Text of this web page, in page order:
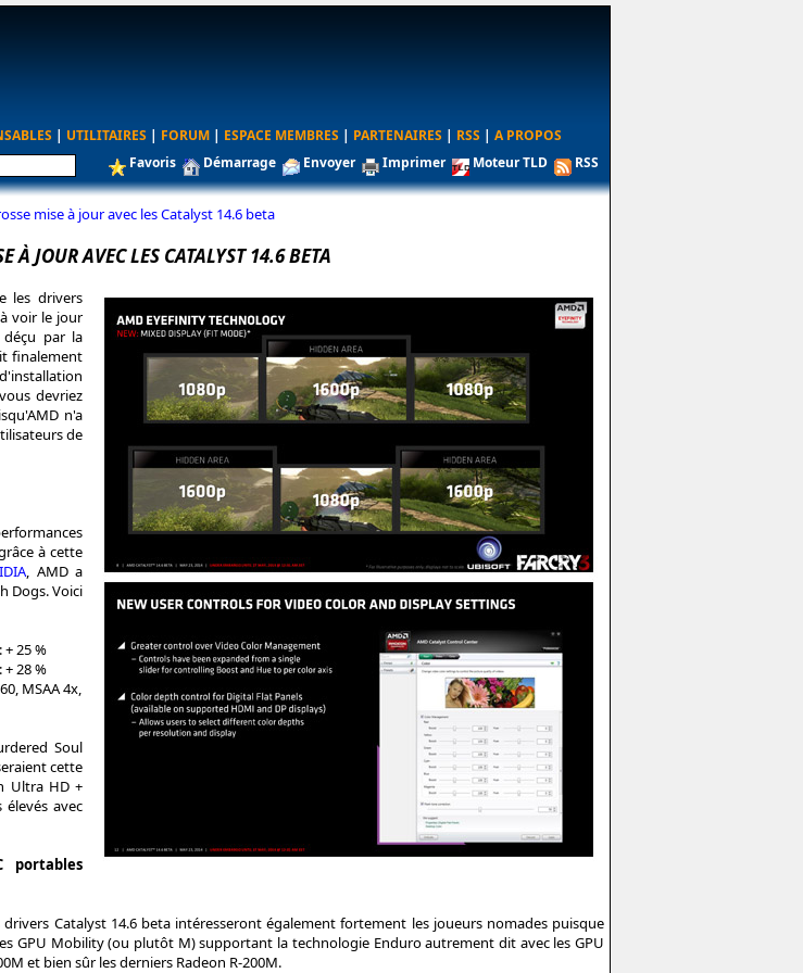
| UTILITAIRES | FORUM | ESPACE MEMBRES | PARTENAIRES | RSS | A PROPOS
Favoris Démarrage Envoyer Imprimer Moteur TLD RSS
mise à jour avec les Catalyst 14.6 beta
À JOUR AVEC LES CATALYST 14.6 BETA
les drivers
voir le jour
par la
finalement
devriez
n'a
de
à cette
, AMD a
Dogs. Voici
+ 25 %
+ 28 %
MSAA 4x,
Soul
cette
Ultra HD +
avec
portables
Catalyst 14.6 beta intéresseront également fortement les joueurs nomades puisque
GPU Mobility (ou plutôt M) supportant la technologie Enduro autrement dit avec les GPU
et bien sûr les derniers Radeon R-200M.